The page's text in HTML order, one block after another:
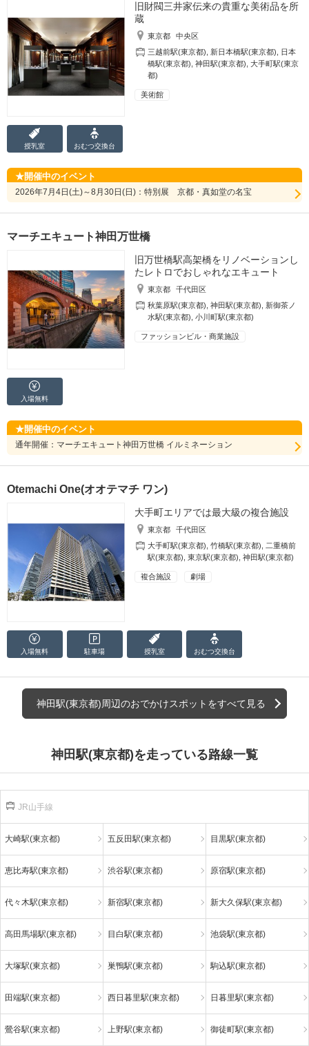
旧財閥三井家伝来の貴重な美術品を所
蔵
東京都
中央区
三越前駅(東京都)
新日本橋駅(東京都)
日本
橋駅(東京都) ,神田駅(東京都) ,大手町駅(東京
都)
美術館
授乳室 おむつ交換台
開催中のイベント
2026年7月4日(土)～8月30日(日)：特別展 京都・真如堂の名宝
マーチエキュート神田万世橋
旧万世橋駅高架橋をリノベーションし
たレトロでおしゃれなエキュート
東京都
千代田区
秋葉原駅(東京都) ,神田駅(東京都)
新御茶ノ
水駅(東京都) ,小川町駅(東京都)
ファッションビル・商業施設
入場無料
開催中のイベント
通年開催：マーチエキュート神田万世橋 イルミネーション
Otemachi One(オオテマチ ワン)
大手町エリアでは最大級の複合施設
東京都
千代田区
大手町駅(東京都) ,竹橋駅(東京都)
二重橋前
駅(東京都) ,東京駅(東京都) ,神田駅(東京都)
複合施設 劇場
入場無料 駐車場 授乳室 おむつ交換台
神田駅(東京都)周辺のおでかけスポットをすべて見る
神田駅(東京都)を走っている路線一覧
JR山手線
大崎駅(東京都) 五反田駅(東京都) 目黒駅(東京都)
恵比寿駅(東京都) 渋谷駅(東京都) 原宿駅(東京都)
代々木駅(東京都) 新宿駅(東京都) 新大久保駅(東京都)
高田馬場駅(東京都) 目白駅(東京都) 池袋駅(東京都)
大塚駅(東京都) 巣鴨駅(東京都) 駒込駅(東京都)
田端駅(東京都) 西日暮里駅(東京都) 日暮里駅(東京都)
鶯谷駅(東京都) 上野駅(東京都) 御徒町駅(東京都)